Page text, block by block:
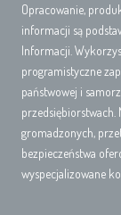
Opracowanie,
informacji są
Informacji.
programistyczne
państwowej i
przedsiębiorstwach.
gromadzonych,
bezpieczeństwa
wyspecjalizowane